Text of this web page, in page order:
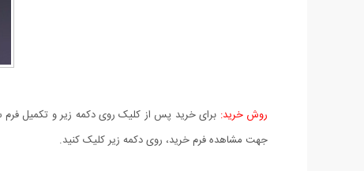
روش خرید: برای خرید پس از کلیک روی دکمه زیر و تکمیل فرم
جهت مشاهده فرم خرید، روی دکمه زیر کلیک کنید.